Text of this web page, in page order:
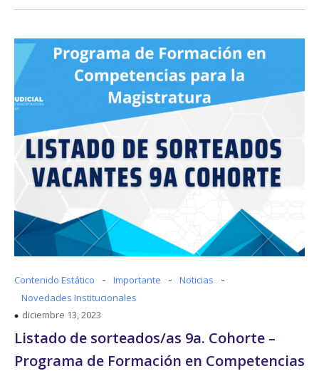
Contenido Estático - Importante - Noticias -
Novedades Institucionales
diciembre 13, 2023
Listado de sorteados/as 9a. Cohorte –
Programa de Formación en Competencias